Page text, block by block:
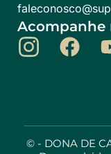
@ocsonocelaf
Acompanhe
© - DONA DE